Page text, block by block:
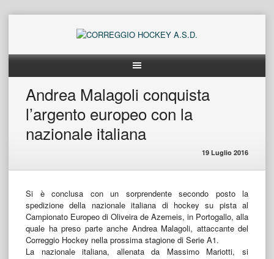
Andrea Malagoli conquista
l’argento europeo con la
nazionale italiana
19 Luglio 2016
Si è conclusa con un sorprendente secondo posto la
spedizione della nazionale italiana di hockey su pista al
Campionato Europeo di Oliveira de Azemeis, in Portogallo, alla
quale ha preso parte anche Andrea Malagoli, attaccante del
Correggio Hockey nella prossima stagione di Serie A1.
La nazionale italiana, allenata da Massimo Mariotti, si